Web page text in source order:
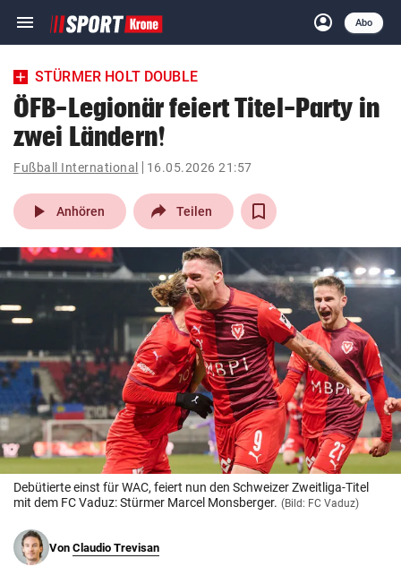
menu Navigation
ein-/ausklappen
account_circle
Anmelden
Abo
close Schließen
account_circle Anmelden
pin_drop
Wien arrow_right
bookmark
search
Suchbegriff
eingeben
© Krone Multimedia GmbH & Co KG 2026
Muthgasse 2, 1190 Wien
STÜRMER HOLT DOUBLE
ÖFB-Legionär feiert Titel-Party in
zwei Ländern!
Fußball International 16.05.2026 21:57
play_arrow Anhören Teilen
Debütierte einst für WAC, feiert nun den Schweizer Zweitliga-Titel
mit dem FC Vaduz: Stürmer Marcel Monsberger. (Bild: FC Vaduz)
Von Claudio Trevisan